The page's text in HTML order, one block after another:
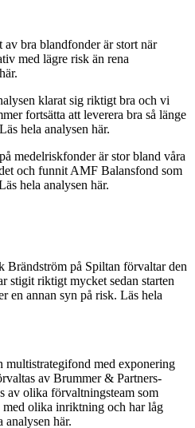
av bra blandfonder är stort när
med lägre risk än rena
klarat sig riktigt bra och vi
fortsätta att leverera bra så länge
hela analysen här.
medelriskfonder är stor bland våra
och funnit AMF Balansfond som
hela analysen här.
Brändström på Spiltan förvaltar den
stigit riktigt mycket sedan starten
en annan syn på risk. Läs hela
med exponering
av Brummer & Partners-
av olika förvaltningsteam som
med olika inriktning och har låg
analysen här.